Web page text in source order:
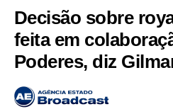
Decisão sobre
feita em
Poderes, diz